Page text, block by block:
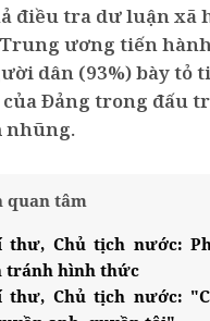
điều tra dư luận xã
ương tiến
dân (93%) bày tỏ
Đảng trong đấu
nhũng.
quan tâm
thư, Chủ tịch nước:
tránh hình thức
thư, Chủ tịch nước: